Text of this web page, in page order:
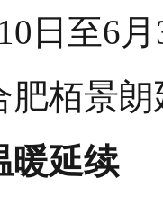
日至6月
肥栢景
暖延续